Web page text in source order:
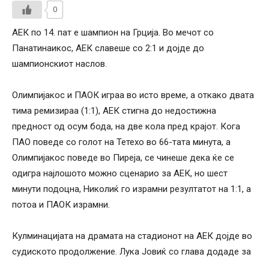
0
АЕК по 14. пат е шампион на Грција. Во мечот со
Панатинаикос, АЕК славеше со 2:1 и дојде до
шампионскиот наслов.
Олимпијакос и ПАОК играа во исто време, а откако двата
тима ремизираа (1:1), АЕК стигна до недостижна
предност од осум бода, на две кола пред крајот. Кога
ПАО поведе со голот на Тетехо во 66-тата минута, а
Олимпијакос поведе во Пиреја, се чинеше дека ќе се
одигра најлошото можно сценарио за АЕК, но шест
минути подоцна, Николиќ го израмни резултатот на 1:1, а
потоа и ПАОК израмни.
Кулминацијата на драмата на стадионот на АЕК дојде во
судиското продолжение. Лука Јовиќ со глава додаде за